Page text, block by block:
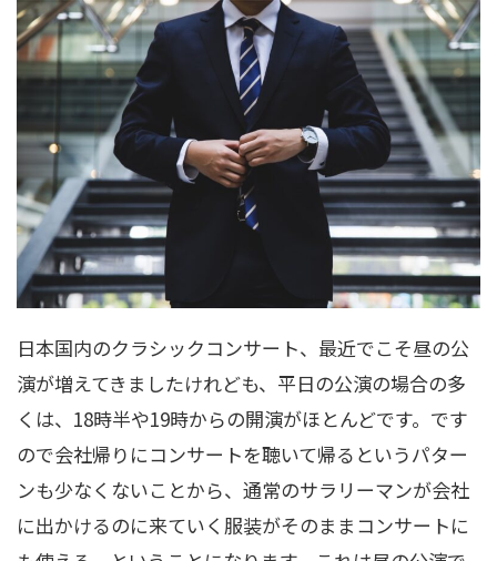
日本国内のクラシックコンサート、最近でこそ昼の公
演が増えてきましたけれども、平日の公演の場合の多
くは、18時半や19時からの開演がほとんどです。です
ので会社帰りにコンサートを聴いて帰るというパター
ンも少なくないことから、通常のサラリーマンが会社
に出かけるのに来ていく服装がそのままコンサートに